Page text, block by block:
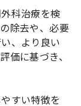
科治療を検
除去や、必要
、より良い
価に基づき、
すい特徴を